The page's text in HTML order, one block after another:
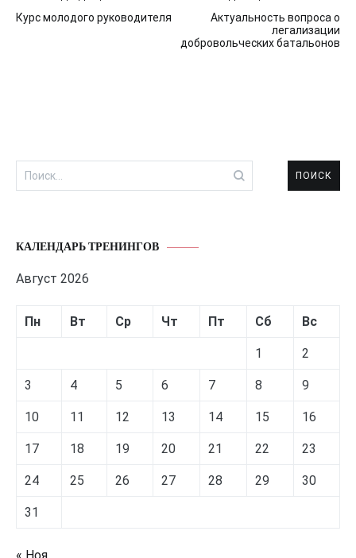
по
Курс молодого руководителя
Актуальность вопроса о
легализации
добровольческих батальонов
Найти:
КАЛЕНДАРЬ ТРЕНИНГОВ
Август 2026
Пн Вт Ср Чт Пт Сб Вс
1 2
3 4 5 6 7 8 9
10 11 12 13 14 15 16
17 18 19 20 21 22 23
24 25 26 27 28 29 30
31